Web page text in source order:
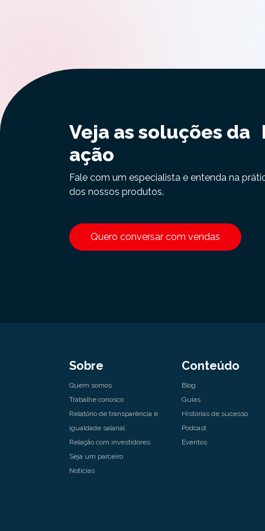
Veja as soluções da
ação
Fale com um especialista e entenda na
dos nossos produtos.
Quero conversar com vendas
Sobre
Quem somos
Trabalhe conosco
Relatório de transparência e
igualdade salarial
Relação com investidores
Seja um parceiro
Notícias
Conteúdo
Blog
Guias
Histórias de sucesso
Podcast
Eventos